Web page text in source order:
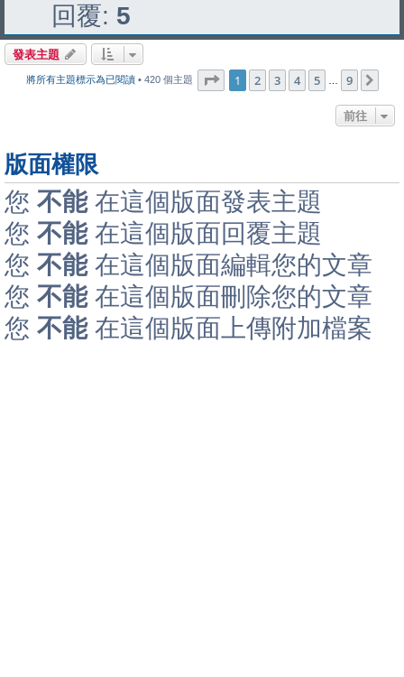
回覆: 5
發表主題
將所有主題標示為已閱讀• 420 個主題 第 1 頁 (共9 頁)
1 2 3 4 5 9
前往
版面權限
您 不能在這個版面發表主題
您 不能在這個版面回覆主題
您 不能在這個版面編輯您的文章
您 不能在這個版面刪除您的文章
您 不能在這個版面上傳附加檔案